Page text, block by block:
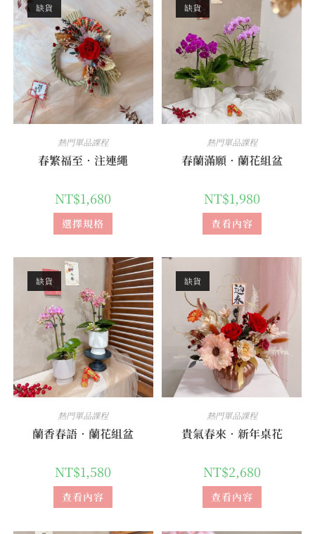
缺貨
熱門單品課程
春繁福至．注連繩
NT$1,680
選擇規格
缺貨
熱門單品課程
春蘭滿願．蘭花組盆
NT$1,980
查看內容
缺貨
熱門單品課程
蘭香春語．蘭花組盆
NT$1,580
查看內容
缺貨
熱門單品課程
貴氣春來．新年桌花
NT$2,680
查看內容